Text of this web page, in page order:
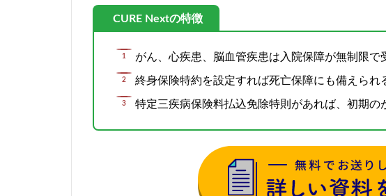
CURE Nextの特徴
がん、心疾患、脳血管疾患は入院保障が無制限で
終身保険特約を設定すれば死亡保障にも備えられ
特定三疾病保険料払込免除特則があれば、初期の